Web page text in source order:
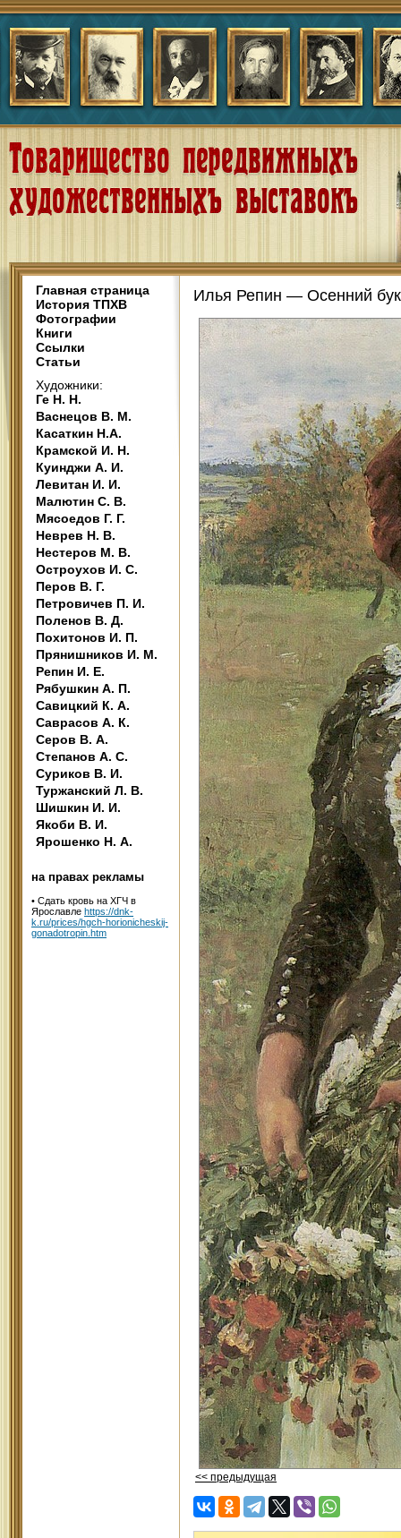
Главная страница
История ТПХВ
Фотографии
Книги
Ссылки
Статьи
Художники:
Ге Н. Н.
Васнецов В. М.
Касаткин Н.А.
Крамской И. Н.
Куинджи А. И.
Левитан И. И.
Малютин С. В.
Мясоедов Г. Г.
Неврев Н. В.
Нестеров М. В.
Остроухов И. С.
Перов В. Г.
Петровичев П. И.
Поленов В. Д.
Похитонов И. П.
Прянишников И. М.
Репин И. Е.
Рябушкин А. П.
Савицкий К. А.
Саврасов А. К.
Серов В. А.
Степанов А. С.
Суриков В. И.
Туржанский Л. В.
Шишкин И. И.
Якоби В. И.
Ярошенко Н. А.
на правах рекламы
• Сдать кровь на ХГЧ в
Ярославле https://dnk-
k.ru/prices/hgch-horionicheskij-
gonadotropin.htm
Илья Репин — Осенний
<< предыдущая